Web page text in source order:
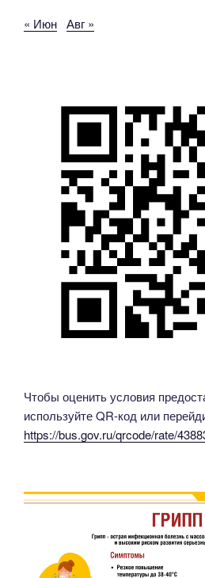
« Июн Авг »
Чтобы оценить условия
используйте QR-код или
https://bus.gov.ru/qrcode/rate/